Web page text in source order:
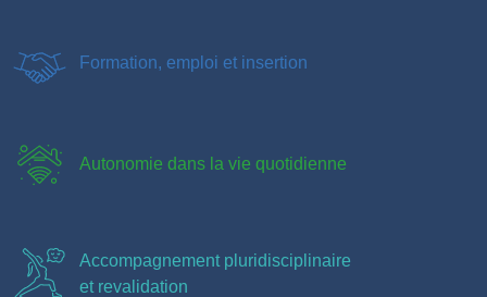
Formation, emploi et insertion
Autonomie dans la vie quotidienne
Accompagnement pluridisciplinaire
et revalidation